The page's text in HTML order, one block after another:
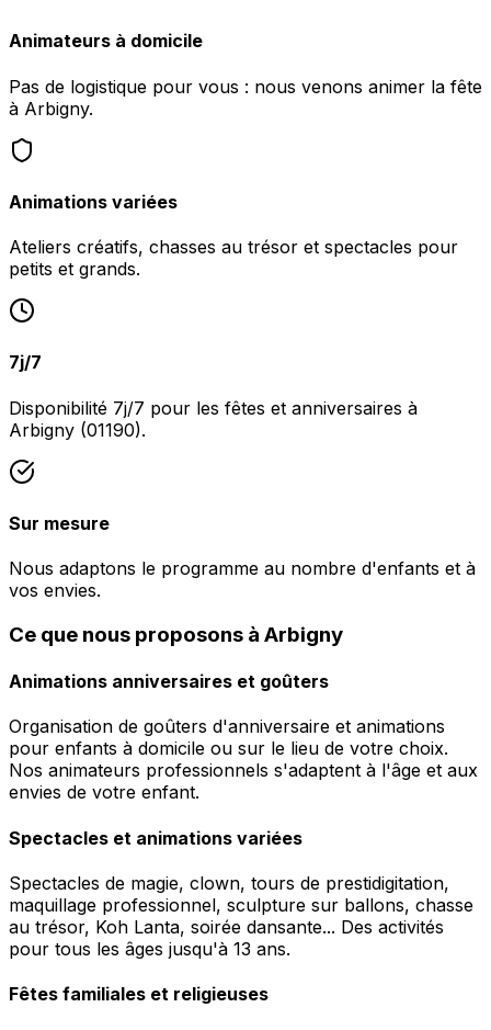
Animateurs à domicile
Pas de logistique pour vous : nous venons animer la fête
à Arbigny.
Animations variées
Ateliers créatifs, chasses au trésor et spectacles pour
petits et grands.
7j/7
Disponibilité 7j/7 pour les fêtes et anniversaires à
Arbigny (01190).
Sur mesure
Nous adaptons le programme au nombre d'enfants et à
vos envies.
Ce que nous proposons à Arbigny
Animations anniversaires et goûters
Organisation de goûters d'anniversaire et animations
pour enfants à domicile ou sur le lieu de votre choix.
Nos animateurs professionnels s'adaptent à l'âge et aux
envies de votre enfant.
Spectacles et animations variées
Spectacles de magie, clown, tours de prestidigitation,
maquillage professionnel, sculpture sur ballons, chasse
au trésor, Koh Lanta, soirée dansante... Des activités
pour tous les âges jusqu'à 13 ans.
Fêtes familiales et religieuses